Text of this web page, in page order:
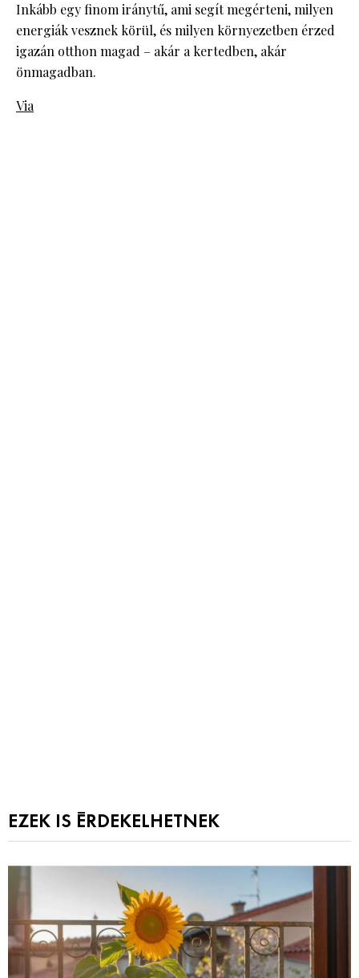
Inkább egy finom iránytű, ami segít megérteni, milyen
energiák vesznek körül, és milyen környezetben érzed
igazán otthon magad – akár a kertedben, akár
önmagadban.
Via
EZEK IS ÉRDEKELHETNEK